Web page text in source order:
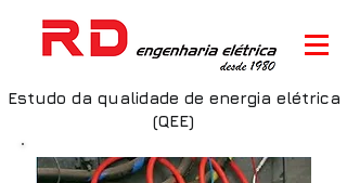
Estudo da qualidade de energia elétrica
(QEE)